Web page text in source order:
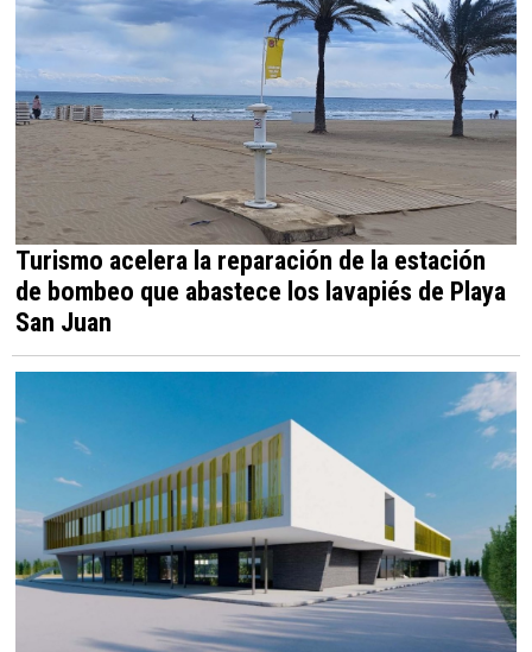
Turismo acelera la reparación de la estación
de bombeo que abastece los lavapiés de Playa
San Juan